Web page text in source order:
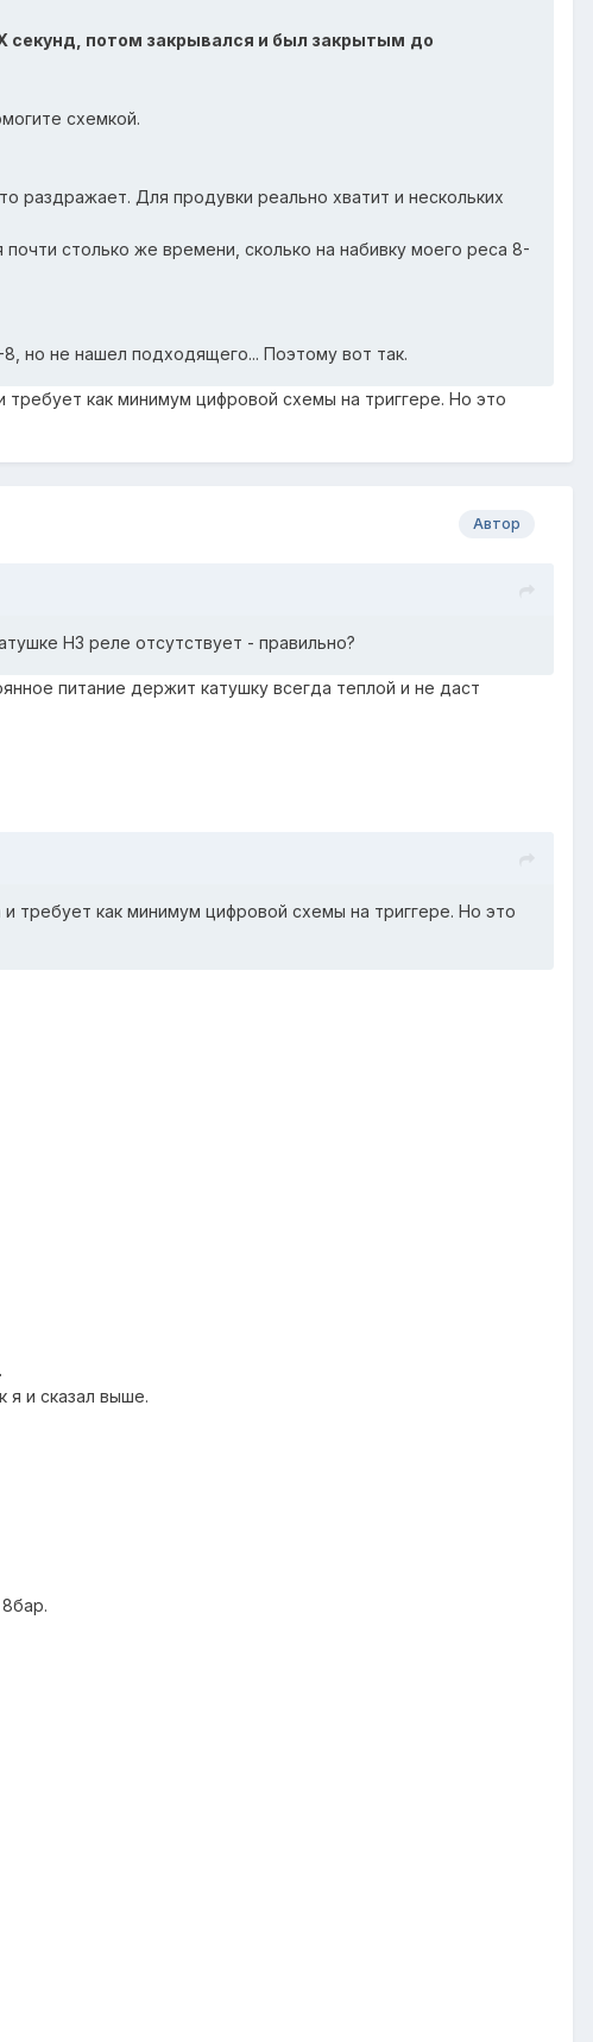
секунд, потом закрывался и был закрытым до
схемкой.
раздражает. Для продувки реально хватит и нескольких
столько же времени, сколько на набивку моего реса 8-
но не нашел подходящего... Поэтому вот так.
как минимум цифровой схемы на триггере. Но это
Автор
НЗ реле отсутствует - правильно?
питание держит катушку всегда теплой и не даст
как минимум цифровой схемы на триггере. Но это
я и сказал выше.